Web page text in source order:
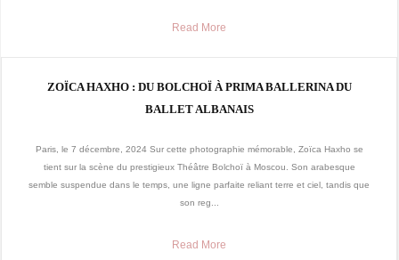
Read More
ZOÏCA HAXHO : DU BOLCHOÏ À PRIMA BALLERINA DU
BALLET ALBANAIS
Paris, le 7 décembre, 2024 Sur cette photographie mémorable, Zoïca Haxho se
tient sur la scène du prestigieux Théâtre Bolchoï à Moscou. Son arabesque
semble suspendue dans le temps, une ligne parfaite reliant terre et ciel, tandis que
son reg...
Read More